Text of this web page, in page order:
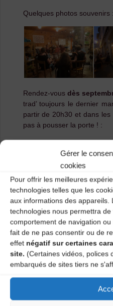
Gérer le
cookies
Pour offrir les meilleures
technologies telles que les
aux informations des appareils.
technologies nous permettra
comportement de navigation
fait de ne pas consentir ou de
effet négatif sur certaines
site. (Certaines vidéos, polices
embarqués de sites tiers ne
Quelques photos souvenirs :
Rendez-vous dès
trad’ toujours le dernier
partir de 20h30 et dans les
pas à pousser la porte ! :
Que vous soyez
simplement curieux et
bienvenue à la session
Le principe est simple :
manière informelleà partir
et convivial qu’est le P’tit
un morceau ou une
lepartage du
considération de niveau!